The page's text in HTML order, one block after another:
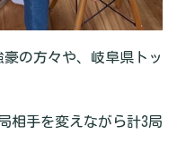
の方々や、岐阜県トッ
相手を変えながら計3局